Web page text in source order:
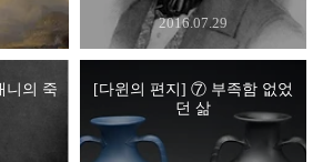
2016.07.29
니의 죽
[다윈의 편지] ⑦ 부족함 없었
던 삶